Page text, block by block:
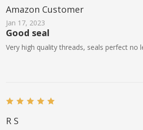
Amazon Customer
Jan 17, 2023
Good seal
Very high quality threads, seals perfect no
R S